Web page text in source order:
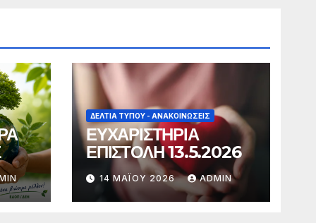
ΔΕΛΤΊΑ ΤΎΠΟΥ - ΑΝΑΚΟΙΝΏΣΕΙΣ
ΕΥΧΑΡΙΣΤΗΡΙΑ
ΕΠΙΣΤΟΛΗ 13.5.2026
14 ΜΑΪ́ΟΥ 2026 ADMIN